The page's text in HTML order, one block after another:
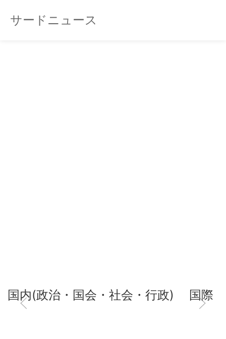
サードニュース
国内(政治・国会・社会・行政) 国際